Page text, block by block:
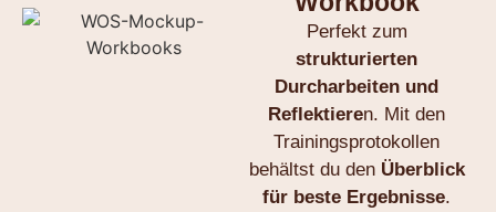
Perfekt zum
strukturierten
Durcharbeiten und
Reflektieren. Mit den
Trainingsprotokollen
behältst du den Überblick
für beste Ergebnisse.